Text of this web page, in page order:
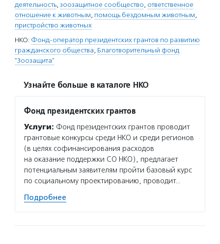
деятельность, зоозащитное сообщество, ответственное
отношение к животным, помощь бездомным животным,
пристройство животных
НКО: Фонд-оператор президентских грантов по развитию
гражданского общества, Благотворительный фонд
"Зоозащита"
Узнайте больше в каталоге НКО
Фонд президентских грантов
Услуги: Фонд президентских грантов проводит
грантовые конкурсы среди НКО и среди регионов
(в целях софинансирования расходов
на оказание поддержки СО НКО), предлагает
потенциальным заявителям пройти базовый курс
по социальному проектированию, проводит…
Подробнее